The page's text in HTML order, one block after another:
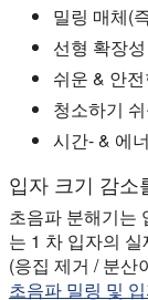
밀링 매체(
선형 확장성
쉬운 & 안
청소하기
시간- & 에
입자 크기 감소
초음파 분해기는
는 1 차 입자의
(응집 제거 / 분산
초음파 밀링 및